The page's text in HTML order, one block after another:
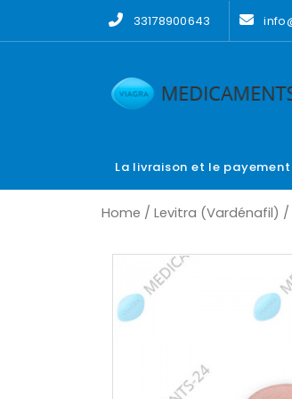
33178900643
La livraison et le payement
Home / Levitra (Vardénafil) /